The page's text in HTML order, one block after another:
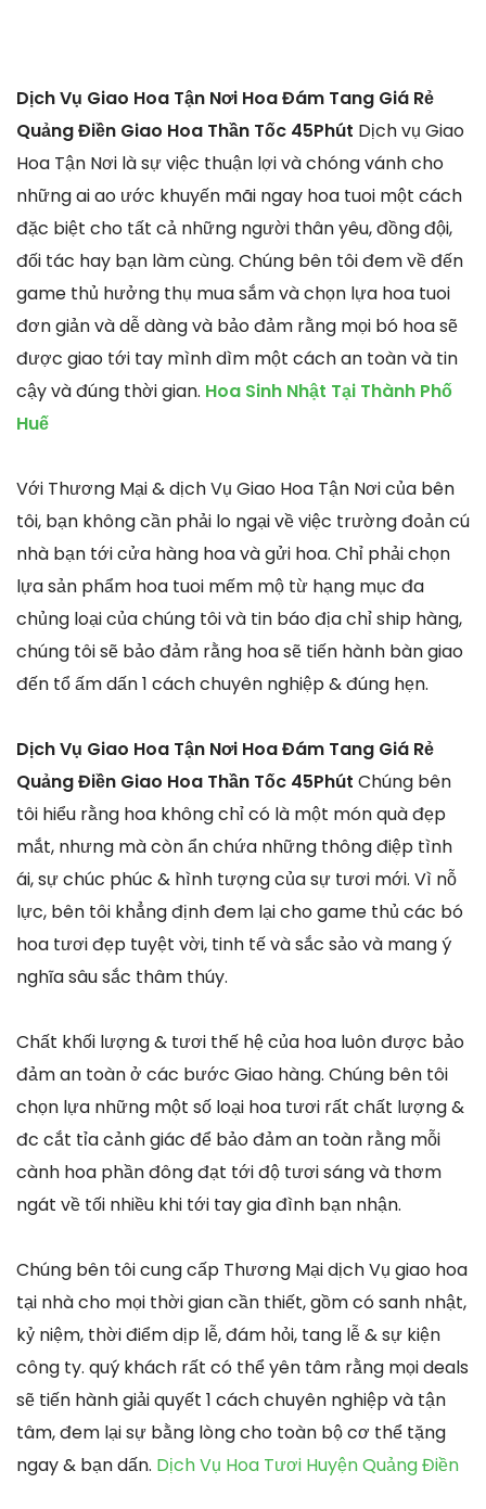
Dịch Vụ Giao Hoa Tận Nơi Hoa Đám Tang Giá Rẻ
Quảng Điền Giao Hoa Thần Tốc 45Phút Dịch vụ Giao
Hoa Tận Nơi là sự việc thuận lợi và chóng vánh cho
những ai ao ước khuyến mãi ngay hoa tuoi một cách
đặc biệt cho tất cả những người thân yêu, đồng đội,
đối tác hay bạn làm cùng. Chúng bên tôi đem về đến
game thủ hưởng thụ mua sắm và chọn lựa hoa tuoi
đơn giản và dễ dàng và bảo đảm rằng mọi bó hoa sẽ
được giao tới tay mình dìm một cách an toàn và tin
cậy và đúng thời gian. Hoa Sinh Nhật Tại Thành Phố
Huế
Với Thương Mại & dịch Vụ Giao Hoa Tận Nơi của bên
tôi, bạn không cần phải lo ngại về việc trường đoản cú
nhà bạn tới cửa hàng hoa và gửi hoa. Chỉ phải chọn
lựa sản phẩm hoa tuoi mếm mộ từ hạng mục đa
chủng loại của chúng tôi và tin báo địa chỉ ship hàng,
chúng tôi sẽ bảo đảm rằng hoa sẽ tiến hành bàn giao
đến tổ ấm dấn 1 cách chuyên nghiệp & đúng hẹn.
Dịch Vụ Giao Hoa Tận Nơi Hoa Đám Tang Giá Rẻ
Quảng Điền Giao Hoa Thần Tốc 45Phút Chúng bên
tôi hiểu rằng hoa không chỉ có là một món quà đẹp
mắt, nhưng mà còn ẩn chứa những thông điệp tình
ái, sự chúc phúc & hình tượng của sự tươi mới. Vì nỗ
lực, bên tôi khẳng định đem lại cho game thủ các bó
hoa tươi đẹp tuyệt vời, tinh tế và sắc sảo và mang ý
nghĩa sâu sắc thâm thúy.
Chất khối lượng & tươi thế hệ của hoa luôn được bảo
đảm an toàn ở các bước Giao hàng. Chúng bên tôi
chọn lựa những một số loại hoa tươi rất chất lượng &
đc cắt tỉa cảnh giác để bảo đảm an toàn rằng mỗi
cành hoa phần đông đạt tới độ tươi sáng và thơm
ngát về tối nhiều khi tới tay gia đình bạn nhận.
Chúng bên tôi cung cấp Thương Mại dịch Vụ giao hoa
tại nhà cho mọi thời gian cần thiết, gồm có sanh nhật,
kỷ niệm, thời điểm dịp lễ, đám hỏi, tang lễ & sự kiện
công ty. quý khách rất có thể yên tâm rằng mọi deals
sẽ tiến hành giải quyết 1 cách chuyên nghiệp và tận
tâm, đem lại sự bằng lòng cho toàn bộ cơ thể tặng
ngay & bạn dấn. Dịch Vụ Hoa Tươi Huyện Quảng Điền